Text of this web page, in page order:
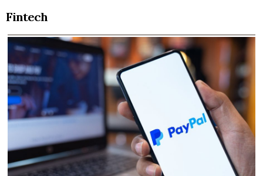
Fintech